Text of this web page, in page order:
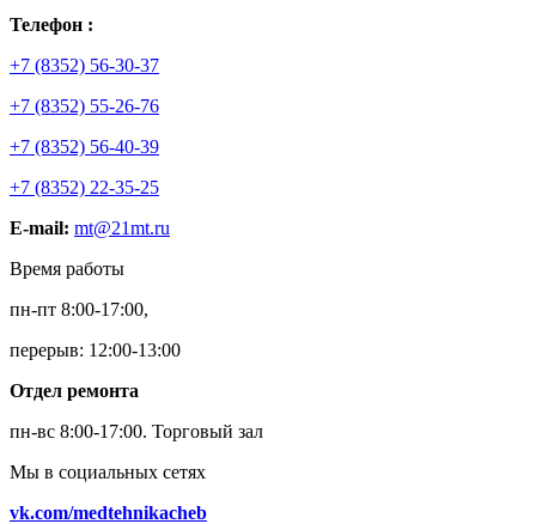
Телефон :
+7 (8352) 56-30-37
+7 (8352) 55-26-76
+7 (8352) 56-40-39
+7 (8352) 22-35-25
E-mail: mt@21mt.ru
Время работы
пн-пт 8:00-17:00,
перерыв: 12:00-13:00
Отдел ремонта
пн-вс 8:00-17:00. Торговый зал
Мы в социальных сетях
vk.com/medtehnikacheb